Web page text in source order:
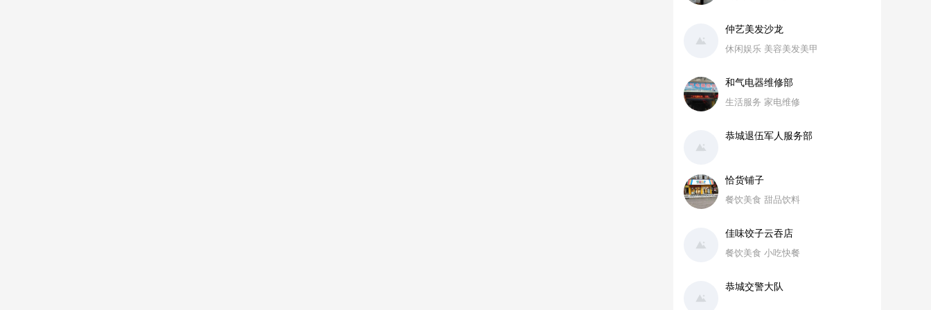
仲艺美发沙龙
休闲娱乐 美容美发美甲
和气电器维修部
生活服务 家电维修
恭城退伍军人服务部
恰货铺子
餐饮美食 甜品饮料
佳味饺子云吞店
餐饮美食 小吃快餐
恭城交警大队